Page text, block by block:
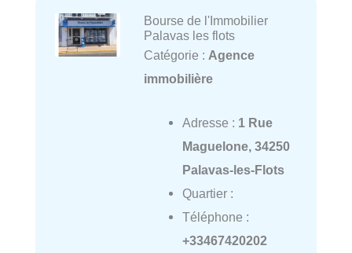
Bourse de l'Immobilier
Palavas les flots
Catégorie : Agence
immobilière
Adresse : 1 Rue
Maguelone, 34250
Palavas-les-Flots
Quartier :
Téléphone :
+33467420202